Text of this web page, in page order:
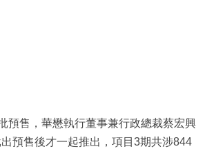
預售，華懋執行董事兼行政總裁蔡宏興
預售後才一起推出，項目3期共涉844